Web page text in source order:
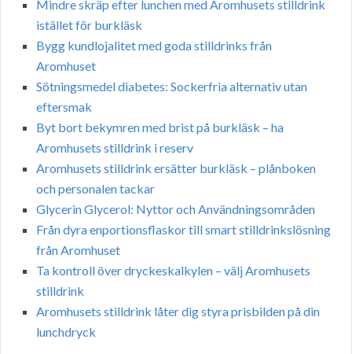
Mindre skräp efter lunchen med Aromhusets stilldrink
istället för burkläsk
Bygg kundlojalitet med goda stilldrinks från
Aromhuset
Sötningsmedel diabetes: Sockerfria alternativ utan
eftersmak
Byt bort bekymren med brist på burkläsk – ha
Aromhusets stilldrink i reserv
Aromhusets stilldrink ersätter burkläsk – plånboken
och personalen tackar
Glycerin Glycerol: Nyttor och Användningsområden
Från dyra enportionsflaskor till smart stilldrinkslösning
från Aromhuset
Ta kontroll över dryckeskalkylen – välj Aromhusets
stilldrink
Aromhusets stilldrink låter dig styra prisbilden på din
lunchdryck